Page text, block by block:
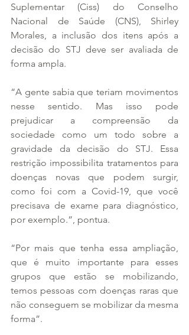
Suplementar (Ciss) do Conselho
Nacional de Saúde (CNS), Shirley
Morales, a inclusão dos itens após a
decisão do STJ deve ser avaliada de
forma ampla.
“A gente sabia que teriam movimentos
nesse sentido. Mas isso pode
prejudicar a compreensão da
sociedade como um todo sobre a
gravidade da decisão do STJ. Essa
restrição impossibilita tratamentos para
doenças novas que podem surgir,
como foi com a Covid-19, que você
precisava de exame para diagnóstico,
por exemplo.”, pontua.
“Por mais que tenha essa ampliação,
que é muito importante para esses
grupos que estão se mobilizando,
temos pessoas com doenças raras que
não conseguem se mobilizar da mesma
forma”.